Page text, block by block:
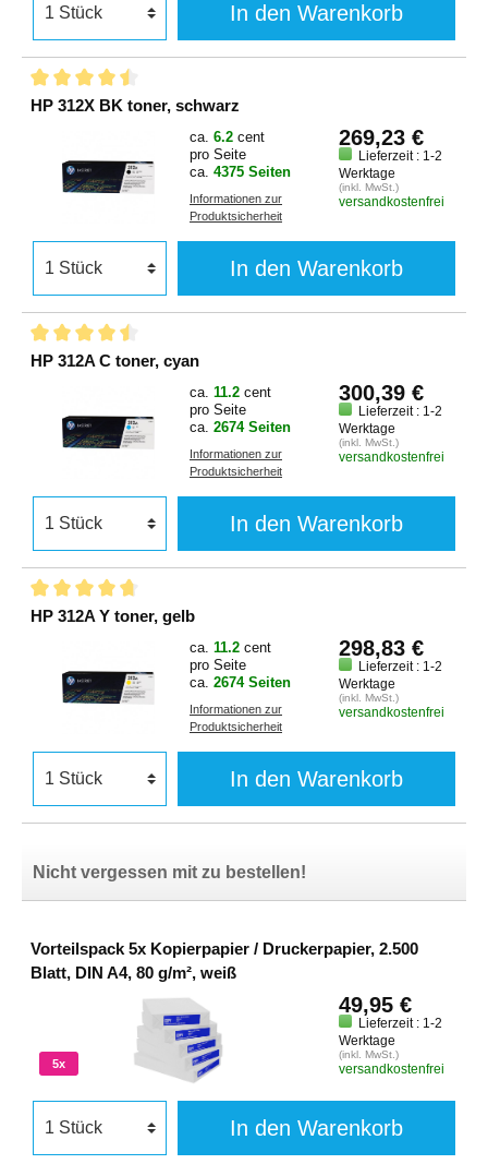
In den Warenkorb
HP 312X BK toner, schwarz
ca. 6.2 cent
pro Seite
ca. 4375 Seiten
Informationen zur
Produktsicherheit
269,23 €
Lieferzeit : 1-2
Werktage
(inkl. MwSt.)
versandkostenfrei
In den Warenkorb
HP 312A C toner, cyan
ca. 11.2 cent
pro Seite
ca. 2674 Seiten
Informationen zur
Produktsicherheit
300,39 €
Lieferzeit : 1-2
Werktage
(inkl. MwSt.)
versandkostenfrei
In den Warenkorb
HP 312A Y toner, gelb
ca. 11.2 cent
pro Seite
ca. 2674 Seiten
Informationen zur
Produktsicherheit
298,83 €
Lieferzeit : 1-2
Werktage
(inkl. MwSt.)
versandkostenfrei
In den Warenkorb
Nicht vergessen mit zu bestellen!
Vorteilspack 5x Kopierpapier / Druckerpapier, 2.500
Blatt, DIN A4, 80 g/m², weiß
5x
49,95 €
Lieferzeit : 1-2
Werktage
(inkl. MwSt.)
versandkostenfrei
In den Warenkorb